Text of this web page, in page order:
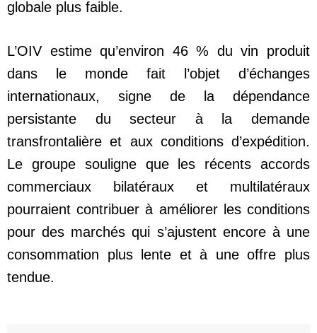
globale plus faible.
L’OIV estime qu’environ 46 % du vin produit
dans le monde fait l’objet d’échanges
internationaux, signe de la dépendance
persistante du secteur à la demande
transfrontalière et aux conditions d’expédition.
Le groupe souligne que les récents accords
commerciaux bilatéraux et multilatéraux
pourraient contribuer à améliorer les conditions
pour des marchés qui s’ajustent encore à une
consommation plus lente et à une offre plus
tendue.